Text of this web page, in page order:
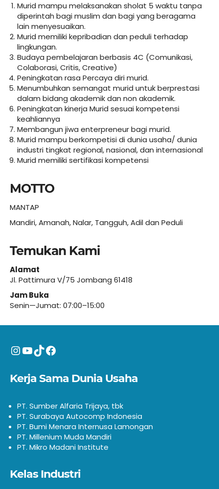
Murid mampu melaksanakan sholat 5 waktu tanpa
diperintah bagi muslim dan bagi yang beragama
lain menyesuaikan.
Murid memiliki kepribadian dan peduli terhadap
lingkungan.
Budaya pembelajaran berbasis 4C (Comunikasi,
Colaborasi, Critis, Creative)
Peningkatan rasa Percaya diri murid.
Menumbuhkan semangat murid untuk berprestasi
dalam bidang akademik dan non akademik.
Peningkatan kinerja Murid sesuai kompetensi
keahliannya
Membangun jiwa enterpreneur bagi murid.
Murid mampu berkompetisi di dunia usaha/ dunia
industri tingkat regional, nasional, dan internasional
Murid memiliki sertifikasi kompetensi
MOTTO
MANTAP
Mandiri, Amanah, Nalar, Tangguh, Adil dan Peduli
Temukan Kami
Alamat
Jl. Pattimura V/75 Jombang 61418
Jam Buka
Senin—Jumat: 07:00–15:00
Instagram
YouTube
TikTokFacebook
Kerja Sama Dunia Usaha
PT. Sumber Alfaria Trijaya, tbk
PT. Surabaya Autocomp Indonesia
PT. Bumi Menara Internusa Lamongan
PT. Millenium Muda Mandiri
PT. Mikro Madani Institute
Kelas Industri